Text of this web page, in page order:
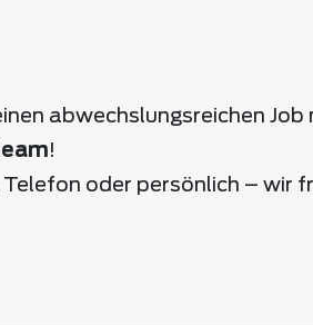
abwechslungsreichen
!
oder persönlich – wir